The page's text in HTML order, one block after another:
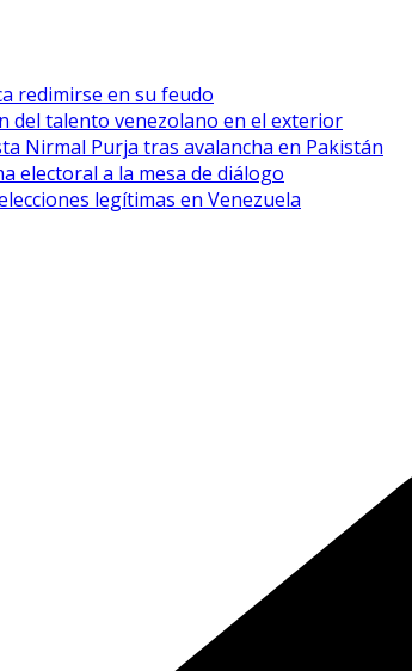
redimirse en su feudo
del talento venezolano en el exterior
Nirmal Purja tras avalancha en Pakistán
electoral a la mesa de diálogo
legítimas en Venezuela